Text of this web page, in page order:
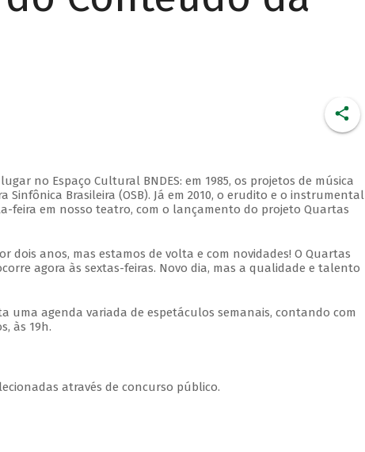
no Espaço Cultural BNDES: em 1985, os projetos de música
Brasileira (OSB). Já em 2010, o erudito e o instrumental
feira em nosso teatro, com o lançamento do projeto Quartas
dois anos, mas estamos de volta e com novidades! O Quartas
agora às sextas-feiras. Novo dia, mas a qualidade e talento
uma agenda variada de espetáculos semanais, contando com
às 19h.
através de concurso público.